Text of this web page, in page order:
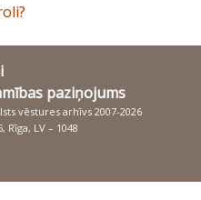
paziņojums
vēstures arhīvs 2007-2026
Rīga, LV – 1048